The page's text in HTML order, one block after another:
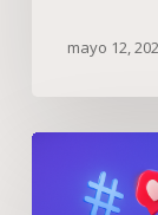
mayo 12,